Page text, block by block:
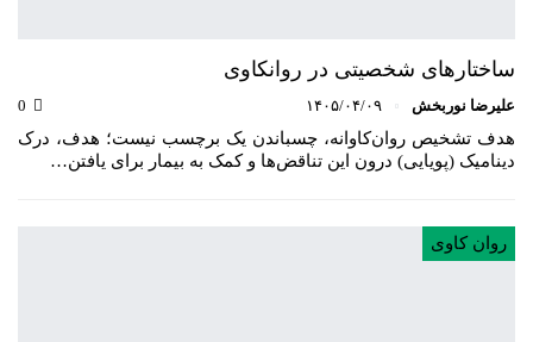
ساختارهای شخصیتی در روانکاوی
علیرضا نوربخش ۱۴۰۵/۰۴/۰۹
هدف تشخیص روان‌کاوانه، چسباندن یک برچسب نیست؛ هدف، درک
دینامیک (پویایی) درون این تناقض‌ها و کمک به بیمار برای یافتن…
روان کاوی